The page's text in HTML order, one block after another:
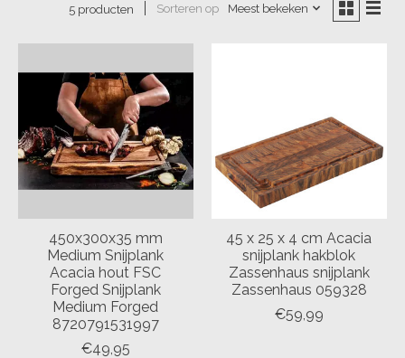
5 producten Sorteren op Meest bekeken
450x300x35 mm
Medium Snijplank
Acacia hout FSC
Forged Snijplank
Medium Forged
8720791531997
€49,95
45 x 25 x 4 cm Acacia
snijplank hakblok
Zassenhaus snijplank
Zassenhaus 059328
€59,99